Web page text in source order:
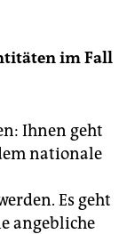
im Fall
Ihnen geht
nationale
Es geht
angebliche